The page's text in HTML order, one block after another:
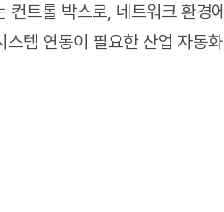
트롤 박스로, 네트워크 환경
템 연동이 필요한 산업 자동